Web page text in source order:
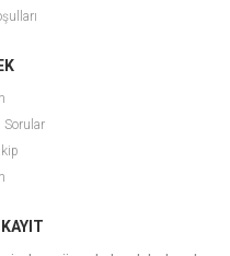
Sorular